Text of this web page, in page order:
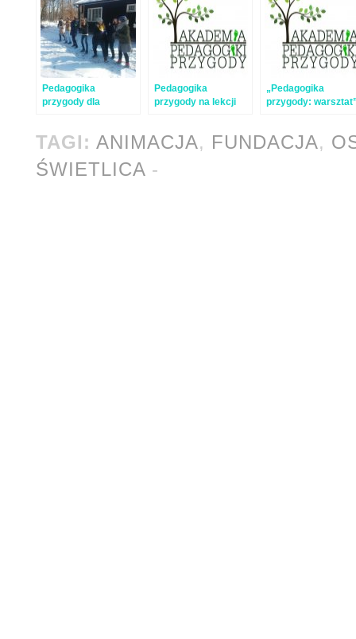
Pedagogika
przygody dla
Pedagogika
przygody na lekcji
„Pedagogika
przygody:
TAGI: ANIMACJA, FUNDACJA,
ŚWIETLICA-